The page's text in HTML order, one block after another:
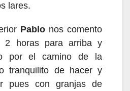
lares.
Pablonos comento
2 horas para arriba y
por el camino de la
tranquilito de hacer y
pues con granjas de